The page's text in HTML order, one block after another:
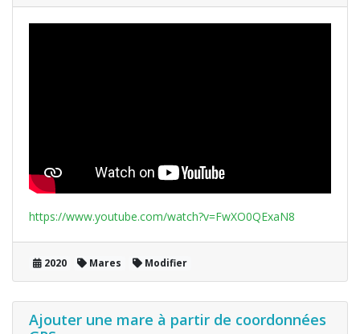
https://www.youtube.com/watch?v=FwXO0QExaN8
2020 Mares Modifier
Ajouter une mare à partir de coordonnées